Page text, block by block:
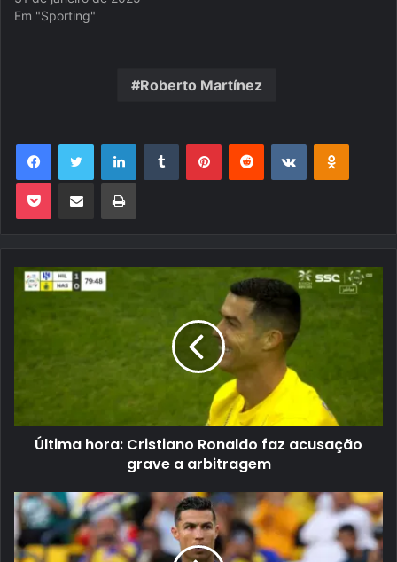
Em "Sporting"
Roberto Martínez
FacebookTwitter LinkedinTumblr PinterestReddit VK OK
Pocket Compartilhar via e-mail Imprimir
Última hora: Cristiano Ronaldo faz acusação
grave a arbitragem